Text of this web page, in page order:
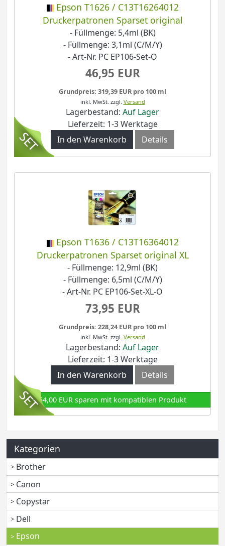
Epson T1626 / C13T16264012
Druckerpatronen Sparset original
- Füllmenge: 5,4ml (BK)
- Füllmenge: 3,1ml (C/M/Y)
- Art-Nr. PC EP106-Set-O
46,95 EUR
Grundpreis: 319,39 EUR pro 100 ml
inkl. MwSt. zzgl. Versand
Lagerbestand: Auf Lager
Lieferzeit: 1-3 Werktage
In den Warenkorb
Details
Epson T1636 / C13T16364012
Druckerpatronen Sparset original XL
- Füllmenge: 12,9ml (BK)
- Füllmenge: 6,5ml (C/M/Y)
- Art-Nr. PC EP106-Set-XL-O
73,95 EUR
Grundpreis: 228,24 EUR pro 100 ml
inkl. MwSt. zzgl. Versand
Lagerbestand: Auf Lager
Lieferzeit: 1-3 Werktage
In den Warenkorb
Details
54,00 EUR sparen mit kompatiblen Produkt
Kategorien
Brother
Canon
Copystar
Dell
Epson